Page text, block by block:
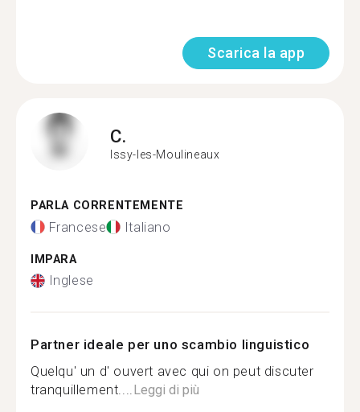
Scarica la app
C.
Issy-les-Moulineaux
PARLA CORRENTEMENTE
Francese Italiano
IMPARA
Inglese
Partner ideale per uno scambio linguistico
Quelqu' un d' ouvert avec qui on peut discuter
tranquillement....Leggi di più